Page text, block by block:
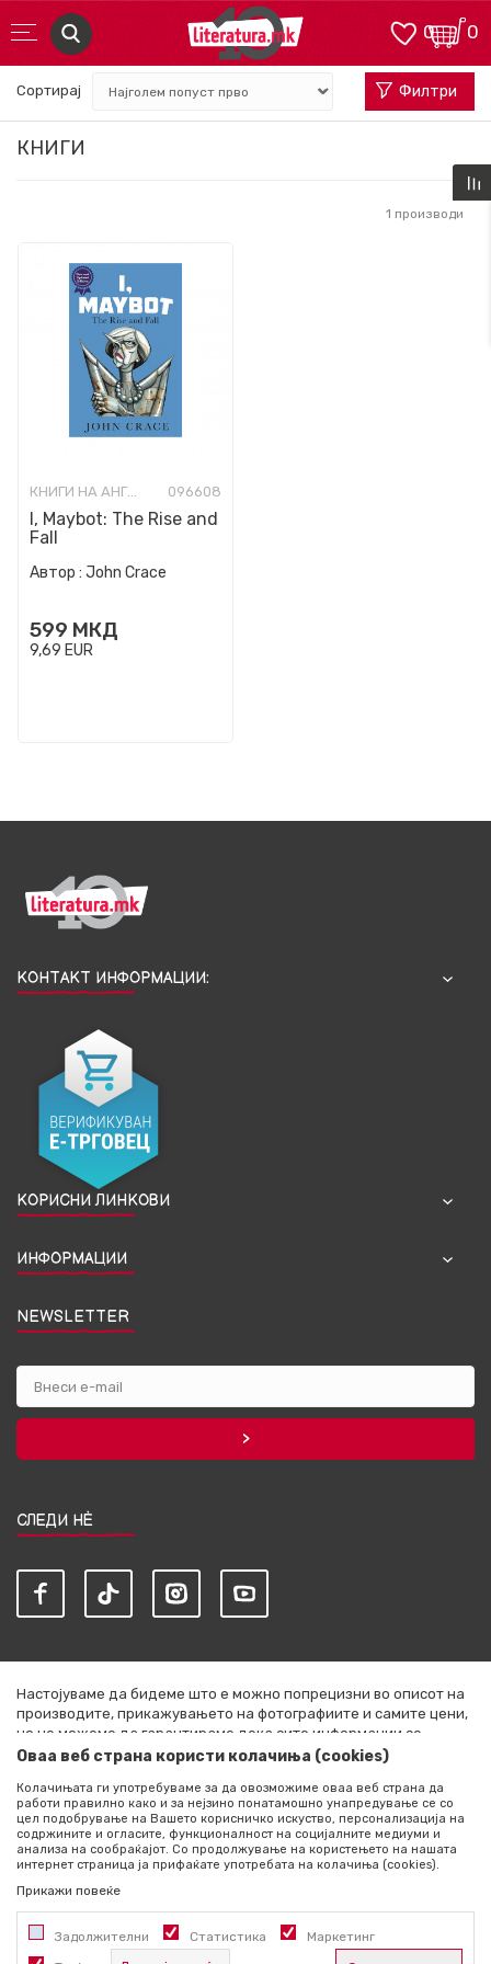
0
0
КНИГИ
Сортирај Филтри
1 производи
КНИГИ НА АНГЛИСКИ ЈАЗИК 096608
I, Maybot: The Rise and
Fall
Автор : John Crace
599 МКД
9,69 EUR
КОНТАКТ ИНФОРМАЦИИ:
КОРИСНИ ЛИНКОВИ
ИНФОРМАЦИИ
NEWSLETTER
СЛЕДИ НЀ
Настојуваме да бидеме што е можно попрецизни во описот на
производите, прикажувањето на фотографиите и самите цени,
но не можеме да гарантираме дека сите информации се
комплетни и без грешки. Сите артикли прикажани на сајтот се
секој момент. Расположливоста на производите можете да ја
проверите со повик на +389 76 444 490
©2026 literatura.mk, Изработено одNB SOFT. Сите права
задржани.
Оваа веб страна користи колачиња (cookies)
Колачињата ги употребуваме за да овозможиме оваа веб страна да
работи правилно како и за нејзино понатамошно унапредување се со
цел подобрување на Вашето корисничко искуство, персонализација на
содржините и огласите, функционалност на социјалните медиуми и
анализа на сообраќајот. Со продолжување на користењето на нашата
интернет страница ја прифаќате употребата на колачиња (cookies).
Прикажи повеќе
Задолжителни Статистика Маркетинг